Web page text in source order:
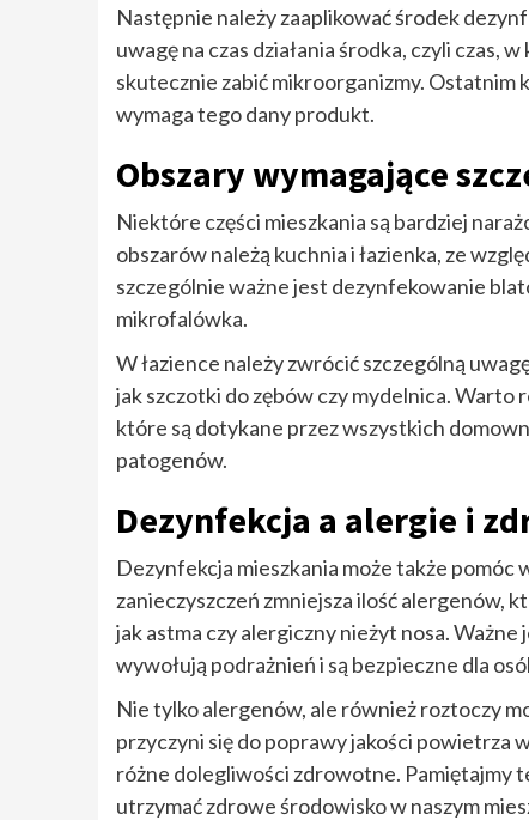
Następnie należy zaaplikować środek
uwagę na czas działania środka, czyli czas,
skutecznie zabić mikroorganizmy. Ostatnim
wymaga tego dany produkt.
Obszary wymagające
Niektóre części mieszkania są bardziej
obszarów należą kuchnia i łazienka, ze
szczególnie ważne jest dezynfekowanie
mikrofalówka.
W łazience należy zwrócić szczególną
jak szczotki do zębów czy mydelnica.
które są dotykane przez wszystkich
patogenów.
Dezynfekcja a alergie i
Dezynfekcja mieszkania może także
zanieczyszczeń zmniejsza ilość alergenów,
jak astma czy alergiczny nieżyt nosa.
wywołują podrażnień i są bezpieczne dla
Nie tylko alergenów, ale również roztoczy
przyczyni się do poprawy jakości powietrza
różne dolegliwości zdrowotne. Pamiętajmy
utrzymać zdrowe środowisko w naszym